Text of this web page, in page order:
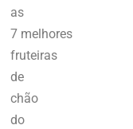
as
7 melhores
fruteiras
de
chão
do